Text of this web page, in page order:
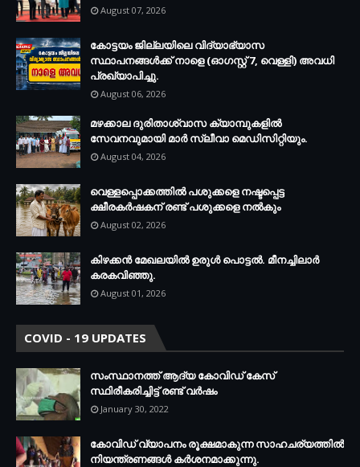
August 07, 2026
കോട്ടയം ജില്ലയിലെ വിദ്യാഭ്യാസ
സ്ഥാപനങ്ങള്‍ക്ക് നാളെ (ഓഗസ്റ്റ് 7, വെള്ളി) അവധി
പ്രഖ്യാപിച്ചു.
August 06, 2026
മഴക്കാല ദുരിതാശ്വാസ ക്യാമ്പുകളിൽ
സേവനവുമായി മാർ സ്ലീവാ മെഡിസിറ്റിയും.
August 04, 2026
വെള്ളപ്പൊക്കത്തില്‍ പശുക്കളെ നഷ്ടപ്പെട്ട
ക്ഷീരകര്‍ഷകന് രണ്ട് പശുക്കളെ നല്‍കും
August 02, 2026
കിഴക്കന്‍ മേഖലയില്‍ ഉരുള്‍ പൊട്ടല്‍. മീനച്ചിലാര്‍
കരകവിഞ്ഞു.
August 01, 2026
COVID - 19 UPDATES
സംസ്ഥാനത്ത് ആദ്യ കോവിഡ് കേസ്
സ്ഥിരീകരിച്ചിട്ട് രണ്ട് വര്‍ഷം
January 30, 2022
കോവിഡ് വ്യാപനം രൂക്ഷമാകുന്ന സാഹചര്യത്തില്‍
നിയന്ത്രണങ്ങള്‍ കര്‍ശനമാക്കുന്നു.